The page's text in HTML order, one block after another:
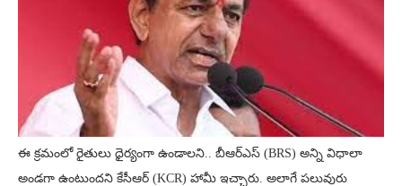
ఈ క్రమంలో రైతులు ధైర్యంగా ఉండాలని.. బీఆర్ఎస్ (BRS) అన్ని విధాలా
అండగా ఉంటుందని కేసీఆర్ (KCR) హామీ ఇచ్చారు. అలాగే పలువురు